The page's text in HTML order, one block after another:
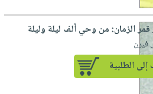
قمر الزمان: من وحي ألف ليلة وليلة
فيرن
الطلبية